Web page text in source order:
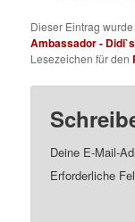
Dieser Eintrag
Ambassador -
Lesezeichen für den
Deine E-Mail-
Erforderliche